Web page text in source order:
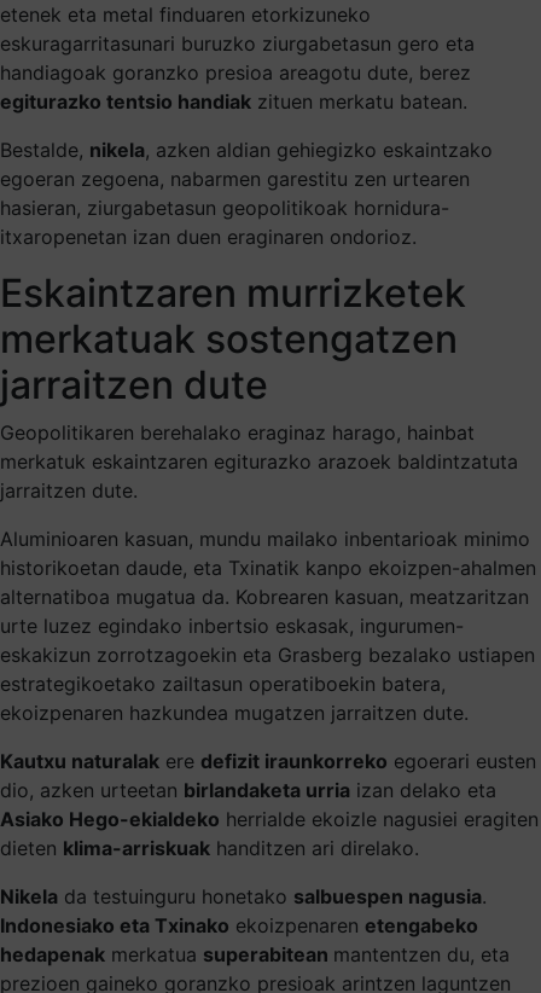
etenek eta metal finduaren etorkizuneko
eskuragarritasunari buruzko ziurgabetasun gero eta
handiagoak goranzko presioa areagotu dute, berez
egiturazko tentsio handiak zituen merkatu batean.
Bestalde, nikela, azken aldian gehiegizko eskaintzako
egoeran zegoena, nabarmen garestitu zen urtearen
hasieran, ziurgabetasun geopolitikoak hornidura-
itxaropenetan izan duen eraginaren ondorioz.
Eskaintzaren murrizketek
merkatuak sostengatzen
jarraitzen dute
Geopolitikaren berehalako eraginaz harago, hainbat
merkatuk eskaintzaren egiturazko arazoek baldintzatuta
jarraitzen dute.
Aluminioaren kasuan, mundu mailako inbentarioak minimo
historikoetan daude, eta Txinatik kanpo ekoizpen-ahalmen
alternatiboa mugatua da. Kobrearen kasuan, meatzaritzan
urte luzez egindako inbertsio eskasak, ingurumen-
eskakizun zorrotzagoekin eta Grasberg bezalako ustiapen
estrategikoetako zailtasun operatiboekin batera,
ekoizpenaren hazkundea mugatzen jarraitzen dute.
Kautxu naturalak ere defizit iraunkorreko egoerari eusten
dio, azken urteetan birlandaketa urria izan delako eta
Asiako Hego-ekialdeko herrialde ekoizle nagusiei eragiten
dieten klima-arriskuak handitzen ari direlako.
Nikela da testuinguru honetako salbuespen nagusia.
Indonesiako eta Txinako ekoizpenaren etengabeko
hedapenak merkatua superabitean mantentzen du, eta
prezioen gaineko goranzko presioak arintzen laguntzen